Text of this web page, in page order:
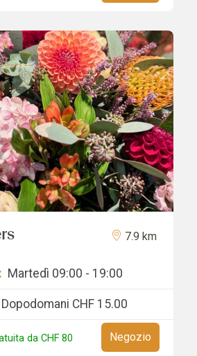
7.9 km
Martedì 09:00 - 19:00
Dopodomani CHF 15.00
da CHF 80 Negozio